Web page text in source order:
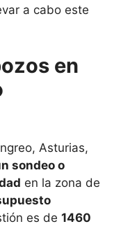
a cabo este
en
Asturias,
sondeo o
en la zona de
es de 1460